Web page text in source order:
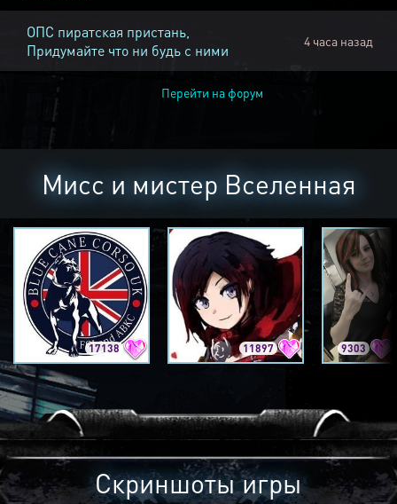
ОПС пиратская пристань,
Придумайте что ни будь с ними
4 часа назад
Перейти на форум
Мисс и мистер Вселенная
17138 11897 9303
Скриншоты игры